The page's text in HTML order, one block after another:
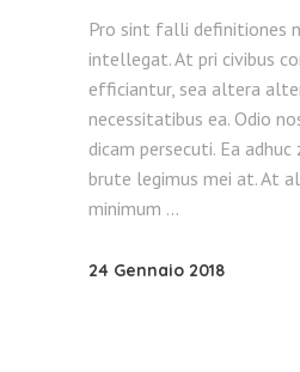
Pro sint falli definitiones
intellegat. At pri civibus
efficiantur, sea altera
necessitatibus ea. Odio
dicam persecuti. Ea adhuc
brute legimus mei at. At
minimum
24 Gennaio 2018